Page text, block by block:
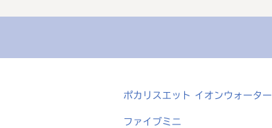
ポカリスエット イオンウォーター
ファイブミニ